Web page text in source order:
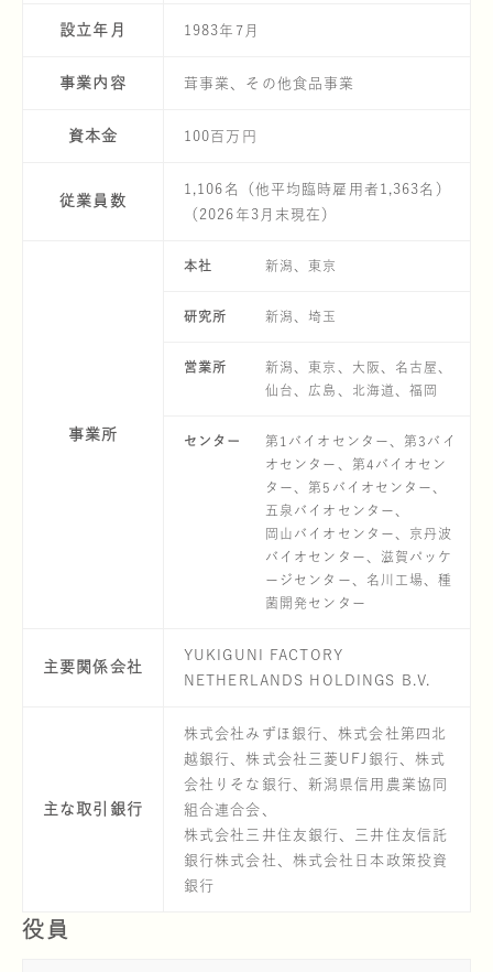
雪国えりんぎ
マッシュルーム
商品に関する
きのこ豆知識
コーポレート・ガバナン
サステナビリティマネジ
社長メッセー
コーポレート アイデ
設立年月 1983年7月
事業内容 茸事業、その他食品事業
資本金 100百万円
従業員数
1,106名（他平均臨時雇用者1,363名）
（2026年3月末現在）
事業所
本社 新潟、東京
研究所 新潟、埼玉
営業所
新潟、東京、大阪、名古屋、
仙台、広島、北海道、福岡
センター
第1バイオセンター、第3バイ
オセンター、第4バイオセン
ター、第5バイオセンター、
五泉バイオセンター、
岡山バイオセンター、京丹波
バイオセンター、滋賀パッケ
ージセンター、名川工場、種
菌開発センター
主要関係会社
YUKIGUNI FACTORY
NETHERLANDS HOLDINGS B.V.
主な取引銀行
株式会社みずほ銀行、株式会社第四北
越銀行、株式会社三菱UFJ銀行、株式
会社りそな銀行、新潟県信用農業協同
組合連合会、
株式会社三井住友銀行、三井住友信託
銀行株式会社、株式会社日本政策投資
銀行
役員